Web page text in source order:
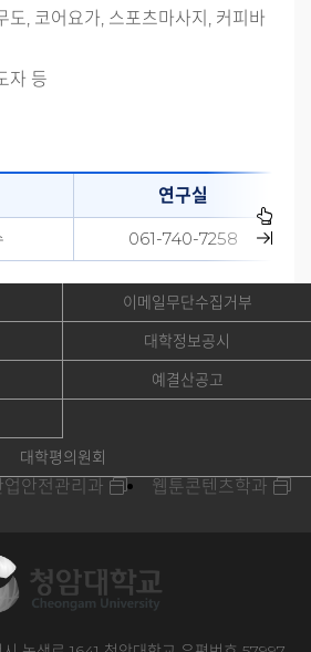
도, 코어요가, 스포츠마사지, 커피바
자 등
연구실
061-740-7258
이메일무단수집거부
대학정보공시
예결산공고
대학평의원회
업안전관리과
웹툰콘텐츠학과